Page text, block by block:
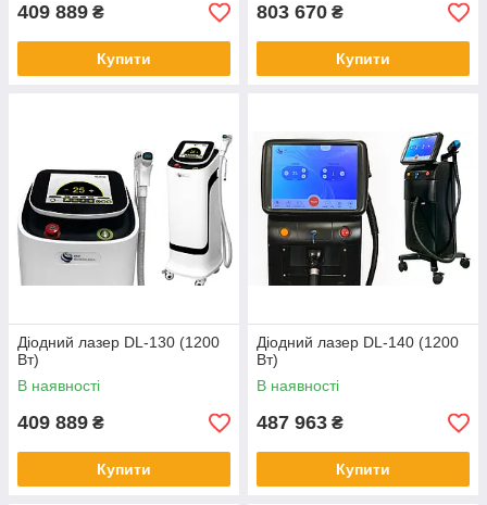
409 889 ₴
Купити
803 670 ₴
Купити
Діодний лазер DL-130 (1200
Вт)
В наявності
409 889 ₴
Купити
Діодний лазер DL-140 (1200
Вт)
В наявності
487 963 ₴
Купити